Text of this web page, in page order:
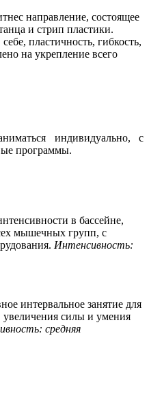
направление, состоящее
и стрип пластики.
пластичность, гибкость,
на укрепление всего
индивидуально, с
программы.
в бассейне,
мышечных групп, с
Интенсивность:
интервальное занятие для
силы и умения
средняя